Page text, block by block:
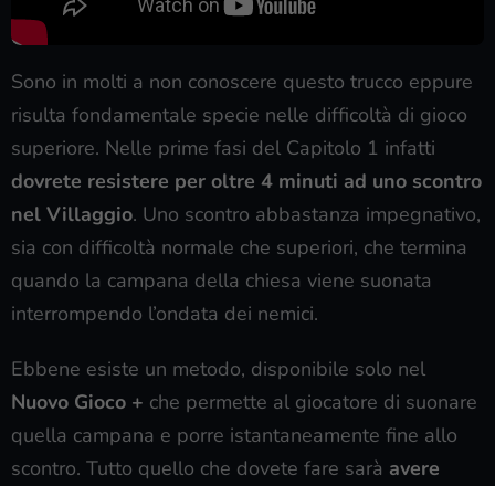
Sono in molti a non conoscere questo trucco eppure
risulta fondamentale specie nelle difficoltà di gioco
superiore. Nelle prime fasi del Capitolo 1 infatti
dovrete resistere per oltre 4 minuti ad uno scontro
nel Villaggio. Uno scontro abbastanza impegnativo,
sia con difficoltà normale che superiori, che termina
quando la campana della chiesa viene suonata
interrompendo l’ondata dei nemici.
Ebbene esiste un metodo, disponibile solo nel
Nuovo Gioco + che permette al giocatore di suonare
quella campana e porre istantaneamente fine allo
scontro. Tutto quello che dovete fare sarà avere